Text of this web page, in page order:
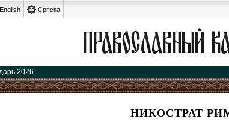
English Српска
2026
НИКОСТРАТ